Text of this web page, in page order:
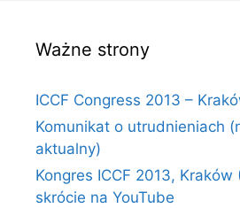
Ważne strony
ICCF Congress 2013 –
Komunikat o utrudnieniach
aktualny)
Kongres ICCF 2013, Kraków
skrócie na YouTube